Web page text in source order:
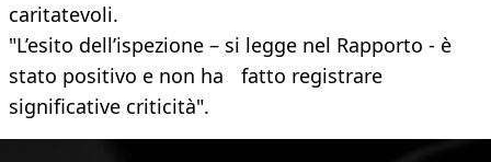
caritatevoli.
"L’esito dell’ispezione – si legge nel Rapporto - è
stato positivo e non ha fatto registrare
significative criticità".